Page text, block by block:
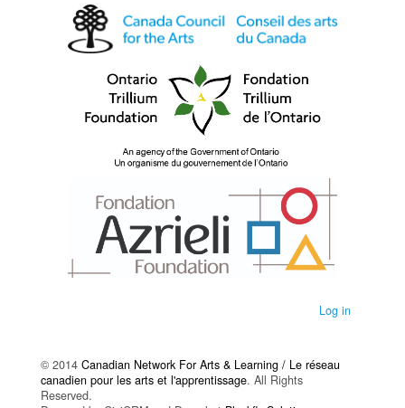
Log in
© 2014 Canadian Network For Arts & Learning / Le réseau
canadien pour les arts et l'apprentissage. All Rights
Reserved.